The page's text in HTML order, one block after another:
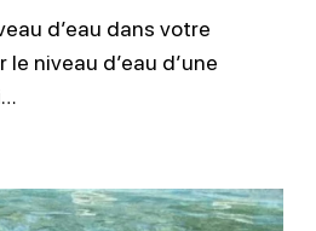
d’eau dans votre
niveau d’eau d’une